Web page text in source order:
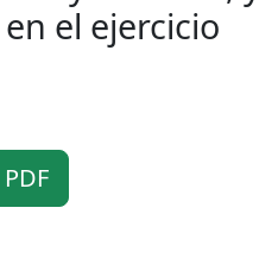
el ejercicio
PDF